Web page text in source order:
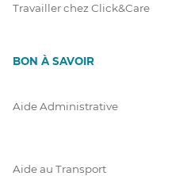
Travailler chez Click&Care
BON À SAVOIR
Aide Administrative
Aide au Transport